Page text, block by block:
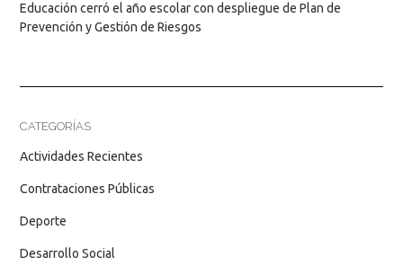
Educación cerró el año escolar con despliegue de Plan de
Prevención y Gestión de Riesgos
CATEGORÍAS
Actividades Recientes
Contrataciones Públicas
Deporte
Desarrollo Social